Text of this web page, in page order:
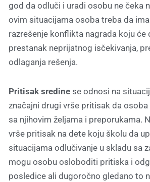
god da odluči i uradi osobu ne čeka
ovim situacijama osoba treba da
razrešenje konflikta nagrada koju će
prestanak neprijatnog isčekivanja,
odlaganja rešenja.
Pritisak sredine se odnosi na
značajni drugi vrše pritisak da
sa njihovim željama i preporukama.
vrše pritisak na dete koju školu da
situacijama odlučivanje u skladu sa
mogu osobu osloboditi pritiska i
posledice ali dugoročno gledano to